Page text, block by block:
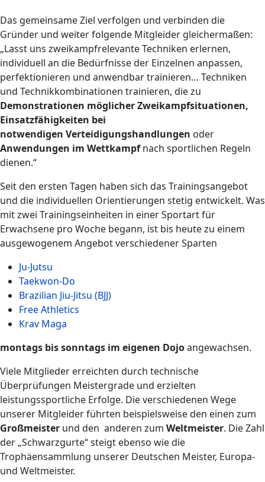
Das gemeinsame Ziel verfolgen und verbinden die
Gründer und weiter folgende Mitgleider gleichermaßen:
„Lasst uns zweikampfrelevante Techniken erlernen,
individuell an die Bedürfnisse der Einzelnen anpassen,
perfektionieren und anwendbar trainieren… Techniken
und Technikkombinationen trainieren, die zu
Demonstrationen möglicher Zweikampfsituationen,
Einsatzfähigkeiten bei
notwendigen Verteidigungshandlungen oder
Anwendungen im Wettkampfnach sportlichen Regeln
dienen.“
Seit den ersten Tagen haben sich das Trainingsangebot
und die individuellen Orientierungen stetig entwickelt. Was
mit zwei Trainingseinheiten in einer Sportart für
Erwachsene pro Woche begann, ist bis heute zu einem
ausgewogenem Angebot verschiedener Sparten
Ju-Jutsu
Taekwon-Do
Brazilian Jiu-Jitsu (BJJ)
Free Athletics
Krav Maga
montags bis sonntags im eigenen Dojoangewachsen.
Viele Mitglieder erreichten durch technische
Überprüfungen Meistergrade und erzielten
leistungssportliche Erfolge. Die verschiedenen Wege
unserer Mitgleider führten beispielsweise den einen zum
Großmeister und den anderen zum Weltmeister. Die Zahl
der „Schwarzgurte“ steigt ebenso wie die
Trophäensammlung unserer Deutschen Meister, Europa-
und Weltmeister.